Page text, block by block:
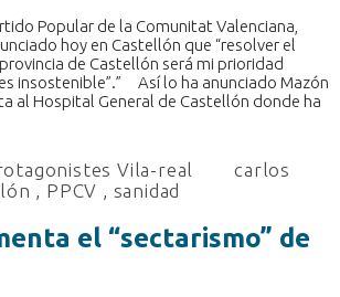
Popular de la Comunitat Valenciana,
hoy en Castellón que “resolver el
de Castellón será mi prioridad
insostenible”.” Así lo ha anunciado Mazón
al Hospital General de Castellón donde ha
Vila-real
carlos
, PPCV , sanidad
el “sectarismo” de